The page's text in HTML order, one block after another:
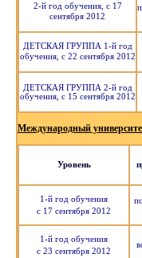
2-й год обучения, с 17
сентября 2012
ДЕТСКАЯ ГРУППА 1-й год
обучения, с 22 сентября 2012
ДЕТСКАЯ ГРУППА 2-й год
обучения, с 15 сентября 2012
Международный
Уровень
1-й год обучения
с 17 сентября 2012
1-й год обучения
с 23 сентября 2012